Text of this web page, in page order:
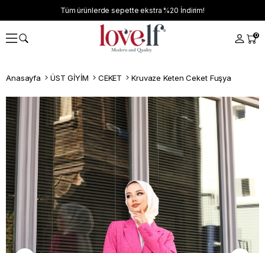
Tüm ürünlerde sepette ekstra %20 İndirim!
0
Anasayfa ÜST GİYİM CEKET Kruvaze Keten Ceket Fuşya